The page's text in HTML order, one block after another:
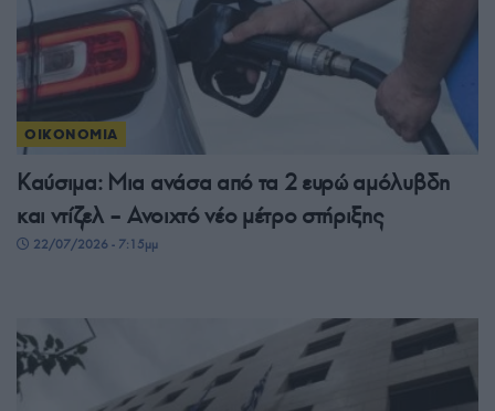
ΟΙΚΟΝΟΜΙΑ
Καύσιμα: Μια ανάσα από τα 2 ευρώ αμόλυβδη
και ντίζελ – Ανοιχτό νέο μέτρο στήριξης
22/07/2026 - 7:15μμ